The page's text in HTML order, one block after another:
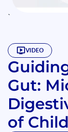
`
VIDEO
Gut:
of